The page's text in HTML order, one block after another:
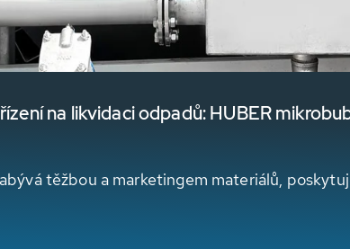
na likvidaci odpadů: HUBER
těžbou a marketingem materiálů,